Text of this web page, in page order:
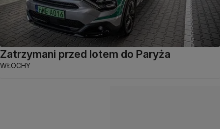
Zatrzymani przed lotem do Paryża
WŁOCHY